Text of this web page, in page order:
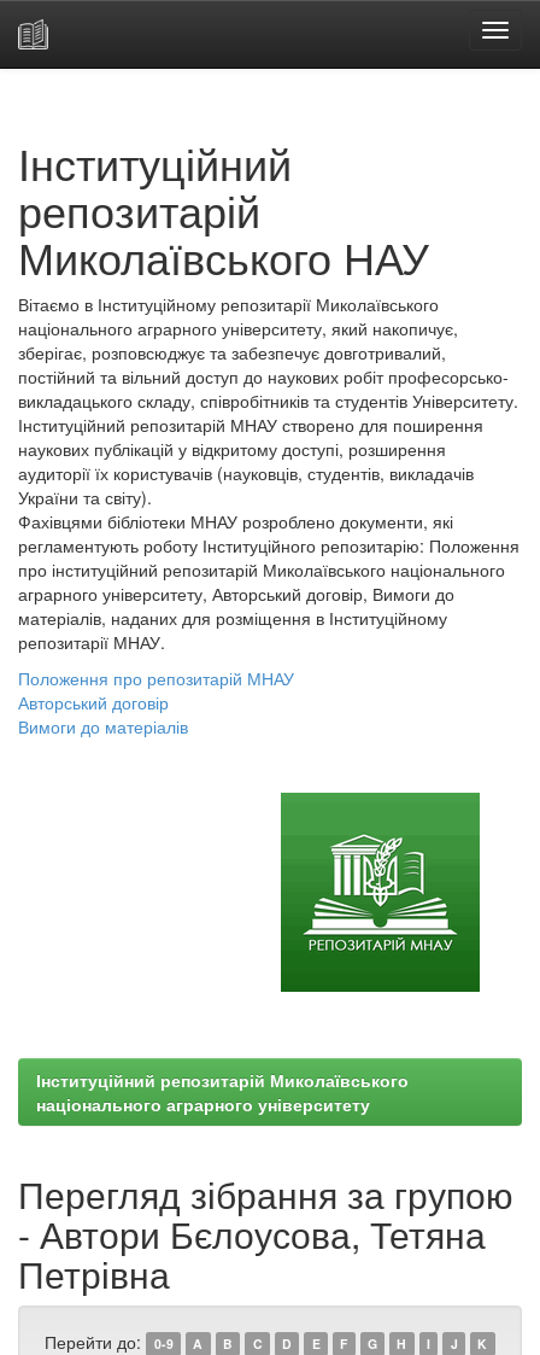
Інституційний
репозитарій
Миколаївського НАУ
Вітаємо в Інституційному репозитарії Миколаївського
національного аграрного університету, який накопичує,
зберігає, розповсюджує та забезпечує довготривалий,
постійний та вільний доступ до наукових робіт професорсько-
викладацького складу, співробітників та студентів Університету.
Інституційний репозитарій МНАУ створено для поширення
наукових публікацій у відкритому доступі, розширення
аудиторії їх користувачів (науковців, студентів, викладачів
України та світу).
Фахівцями бібліотеки МНАУ розроблено документи, які
регламентують роботу Інституційного репозитарію: Положення
про інституційний репозитарій Миколаївського національного
аграрного університету, Авторський договір, Вимоги до
матеріалів, наданих для розміщення в Інституційному
репозитарії МНАУ.
Положення про репозитарій МНАУ
Авторський договір
Вимоги до матеріалів
Інституційний репозитарій Миколаївського
національного аграрного університету
Перегляд зібрання за групою
- Автори Бєлоусова, Тетяна
Петрівна
Перейти до: 0-9 A B C D E F G H I J
K